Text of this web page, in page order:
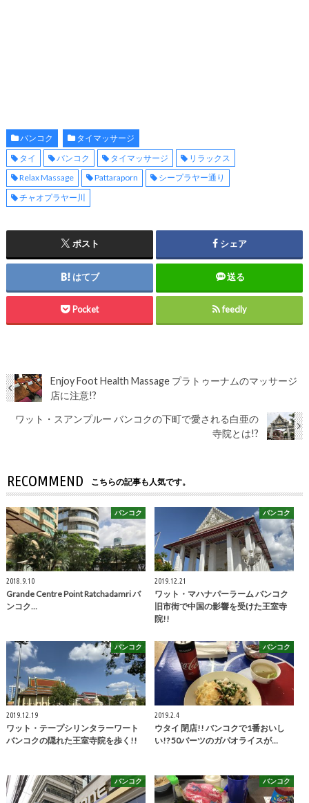
バンコク
タイマッサージ
タイ
バンコク タイマッサージ
リラックス
Relax Massage
Pattaraporn
シープラヤー通り
チャオプラヤー川
ポスト シェア
はてブ 送る
Pocket feedly
Enjoy Foot Health Massage プラトゥーナムのマッサージ
店に注意!?
ワット・スアンプルー バンコクの下町で愛される白亜の
寺院とは!?
RECOMMEND こちらの記事も人気です。
バンコク
2018.9.10
Grande Centre Point Ratchadamri バ
ンコク…
バンコク
2019.12.21
ワット・マハナパーラーム バンコク
旧市街で中国の影響を受けた王室寺
院!!
バンコク
2019.12.19
ワット・テープシリンタラーワート
バンコクの隠れた王室寺院を歩く!!
バンコク
2019.2.4
ウタイ 閉店!! バンコクで1番おいし
い!? 50バーツのガパオライスが…
バンコク バンコク